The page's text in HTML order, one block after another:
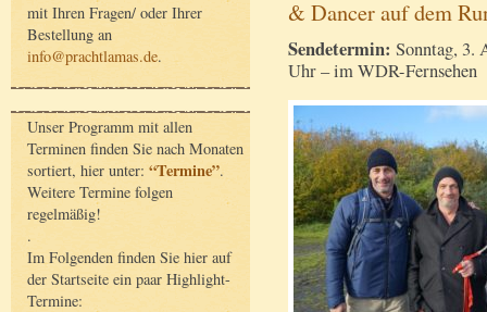
mit Ihren Fragen/ oder Ihrer
Bestellung an
info@prachtlamas.de.
Unser Programm mit allen
Terminen finden Sie nach Monaten
sortiert, hier unter: “Termine”.
Weitere Termine folgen
regelmäßig!
.
Im Folgenden finden Sie hier auf
der Startseite ein paar Highlight-
Termine:
& Dancer auf dem
Sendetermin: Sonntag, 3.
Uhr – im WDR-Fernsehen